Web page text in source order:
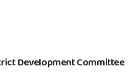
Development Committee